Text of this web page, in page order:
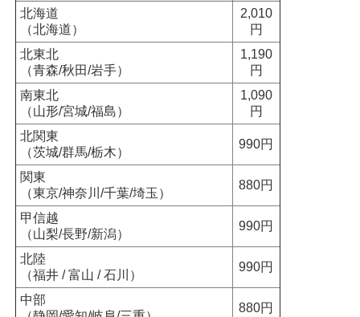
北海道
（北海道）
2,010
円
北東北
（青森/秋田/岩手）
1,190
円
南東北
（山形/宮城/福島）
1,090
円
北関東
（茨城/群馬/栃木）
990円
関東
（東京/神奈川/千葉/埼玉）
880円
甲信越
（山梨/長野/新潟）
990円
北陸
（福井 / 富山 / 石川）
990円
中部
880円